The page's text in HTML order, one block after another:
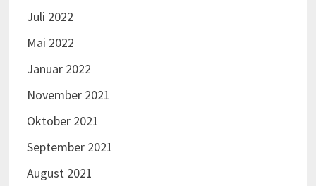
Juli 2022
Mai 2022
Januar 2022
November 2021
Oktober 2021
September 2021
August 2021